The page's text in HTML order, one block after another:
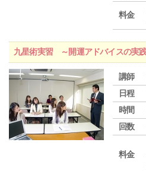
料金
九星術実習 ～開運アドバイスの実
講師
日程
時間
回数
料金